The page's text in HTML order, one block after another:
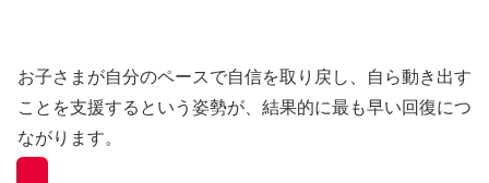
お子さまが自分のペースで自信を取り戻し、自ら動き出す
ことを支援するという姿勢が、結果的に最も早い回復につ
ながります。